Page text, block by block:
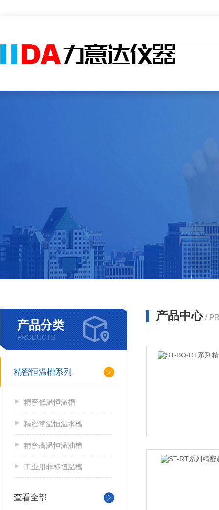
产品分类
PRODUCTS
精密恒温槽系列
精密低温恒温槽
精密常温恒温水槽
精密高温恒温油槽
工业用非标恒温槽
查看全部
产品中心 /